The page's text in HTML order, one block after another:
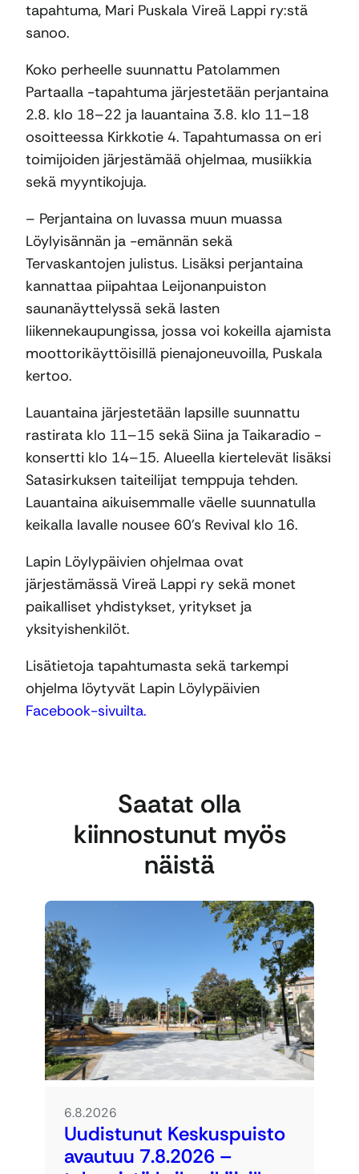
tapahtuma, Mari Puskala Vireä Lappi ry:stä
sanoo.
Koko perheelle suunnattu Patolammen
Partaalla -tapahtuma järjestetään perjantaina
2.8. klo 18–22 ja lauantaina 3.8. klo 11–18
osoitteessa Kirkkotie 4. Tapahtumassa on eri
toimijoiden järjestämää ohjelmaa, musiikkia
sekä myyntikojuja.
– Perjantaina on luvassa muun muassa
Löylyisännän ja -emännän sekä
Tervaskantojen julistus. Lisäksi perjantaina
kannattaa piipahtaa Leijonanpuiston
saunanäyttelyssä sekä lasten
liikennekaupungissa, jossa voi kokeilla ajamista
moottorikäyttöisillä pienajoneuvoilla, Puskala
kertoo.
Lauantaina järjestetään lapsille suunnattu
rastirata klo 11–15 sekä Siina ja Taikaradio -
konsertti klo 14–15. Alueella kiertelevät lisäksi
Satasirkuksen taiteilijat temppuja tehden.
Lauantaina aikuisemmalle väelle suunnatulla
keikalla lavalle nousee 60’s Revival klo 16.
Lapin Löylypäivien ohjelmaa ovat
järjestämässä Vireä Lappi ry sekä monet
paikalliset yhdistykset, yritykset ja
yksityishenkilöt.
Lisätietoja tapahtumasta sekä tarkempi
ohjelma löytyvät Lapin Löylypäivien
Facebook-sivuilta.
Saatat olla
kiinnostunut myös
näistä
6.8.2026
Uudistunut Keskuspuisto
avautuu 7.8.2026 –